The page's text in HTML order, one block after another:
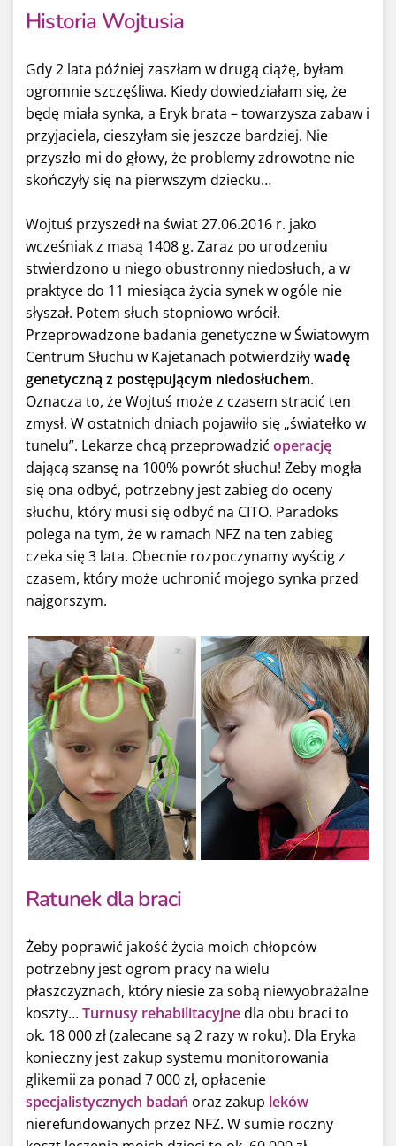
Historia Wojtusia
Gdy 2 lata później zaszłam w drugą ciążę, byłam
ogromnie szczęśliwa. Kiedy dowiedziałam się, że
będę miała synka, a Eryk brata – towarzysza zabaw i
przyjaciela, cieszyłam się jeszcze bardziej. Nie
przyszło mi do głowy, że problemy zdrowotne nie
skończyły się na pierwszym dziecku…
Wojtuś przyszedł na świat 27.06.2016 r. jako
wcześniak z masą 1408 g. Zaraz po urodzeniu
stwierdzono u niego obustronny niedosłuch, a w
praktyce do 11 miesiąca życia synek w ogóle nie
słyszał. Potem słuch stopniowo wrócił.
Przeprowadzone badania genetyczne w Światowym
Centrum Słuchu w Kajetanach potwierdziływadę
genetyczną z postępującym niedosłuchem.
Oznacza to, że Wojtuś może z czasem stracić ten
zmysł. W ostatnich dniach pojawiło się „światełko w
tunelu”. Lekarze chcą przeprowadzić operację
dającą szansę na 100% powrót słuchu! Żeby mogła
się ona odbyć, potrzebny jest zabieg do oceny
słuchu, który musi się odbyć na CITO. Paradoks
polega na tym, że w ramach NFZ na ten zabieg
czeka się 3 lata. Obecnie rozpoczynamy wyścig z
czasem, który może uchronić mojego synka przed
najgorszym.
Ratunek dla braci
Żeby poprawić jakość życia moich chłopców
potrzebny jest ogrom pracy na wielu
płaszczyznach, który niesie za sobą niewyobrażalne
koszty…Turnusy rehabilitacyjnedla obu braci to
ok. 18 000 zł (zalecane są 2 razy w roku). Dla Eryka
konieczny jest zakup systemu monitorowania
glikemii za ponad 7 000 zł, opłacenie
specjalistycznych badań oraz zakup leków
nierefundowanych przez NFZ. W sumie roczny